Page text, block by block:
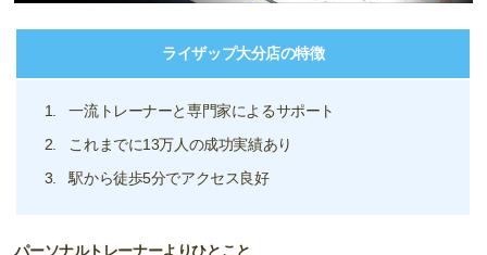
ライザップ大分店の特徴
一流トレーナーと専門家によるサポート
これまでに13万人の成功実績あり
駅から徒歩5分でアクセス良好
パーソナルトレーナーよりひとこと